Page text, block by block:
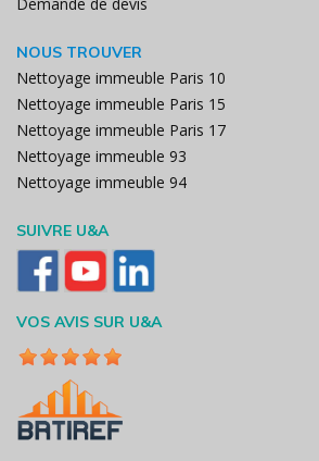
Demande de devis
NOUS TROUVER
Nettoyage immeuble Paris 10
Nettoyage immeuble Paris 15
Nettoyage immeuble Paris 17
Nettoyage immeuble 93
Nettoyage immeuble 94
SUIVRE U&A
VOS AVIS SUR U&A